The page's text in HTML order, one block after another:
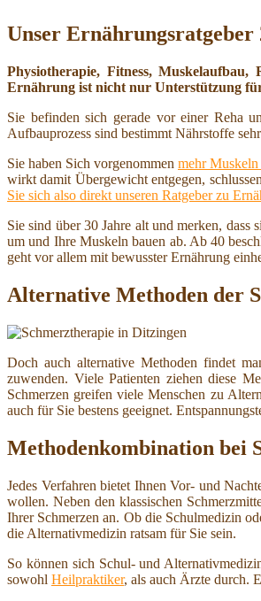
Unser Ernährungsratgeber
Physiotherapie, Fitness,
Ernährung ist nicht nur Unterstützung
Sie befinden sich gerade vor einer Reha
Aufbauprozess sind bestimmt Nährstoffe
Sie haben Sich vorgenommen mehr Muskeln
wirkt damit Übergewicht entgegen,
Sie sich also direkt unseren Ratgeber zu
Sie sind über 30 Jahre alt und merken, dass
um und Ihre Muskeln bauen ab. Ab 40
geht vor allem mit bewusster Ernährung
Alternative Methoden der
Doch auch alternative Methoden findet
zuwenden. Viele Patienten ziehen diese
Schmerzen greifen viele Menschen zu
auch für Sie bestens geeignet.
Methodenkombination bei
Jedes Verfahren bietet Ihnen Vor- und
wollen. Neben den klassischen
Ihrer Schmerzen an. Ob die Schulmedizin
die Alternativmedizin ratsam für Sie sein.
So können sich Schul- und
sowohl Heilpraktiker, als auch Ärzte durch.